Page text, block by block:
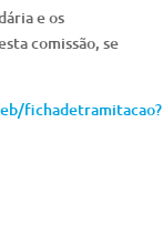
e os
comissão, se
fichadetramitacao?